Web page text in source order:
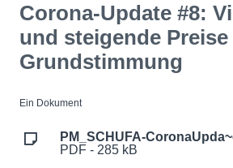
Corona-Update #8:
und steigende
Grundstimmung
Ein Dokument
PM_SCHUFA-
PDF - 285 kB